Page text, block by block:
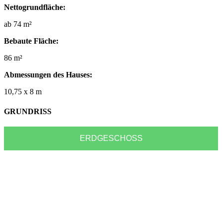
Nettogrundfläche:
ab 74 m²
Bebaute Fläche:
86 m²
Abmessungen des Hauses:
10,75 x 8 m
GRUNDRISS
ERDGESCHOSS